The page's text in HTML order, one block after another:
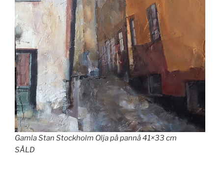
Gamla Stan Stockholm Olja på pannå 41×33 cm
SÅLD